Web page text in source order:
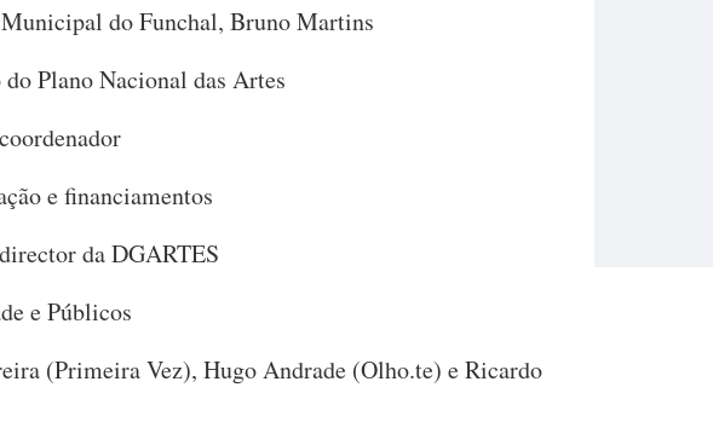
do Funchal, Bruno Martins
Plano Nacional das Artes
e financiamentos
da DGARTES
e Públicos
(Primeira Vez), Hugo Andrade (Olho.te) e Ricardo